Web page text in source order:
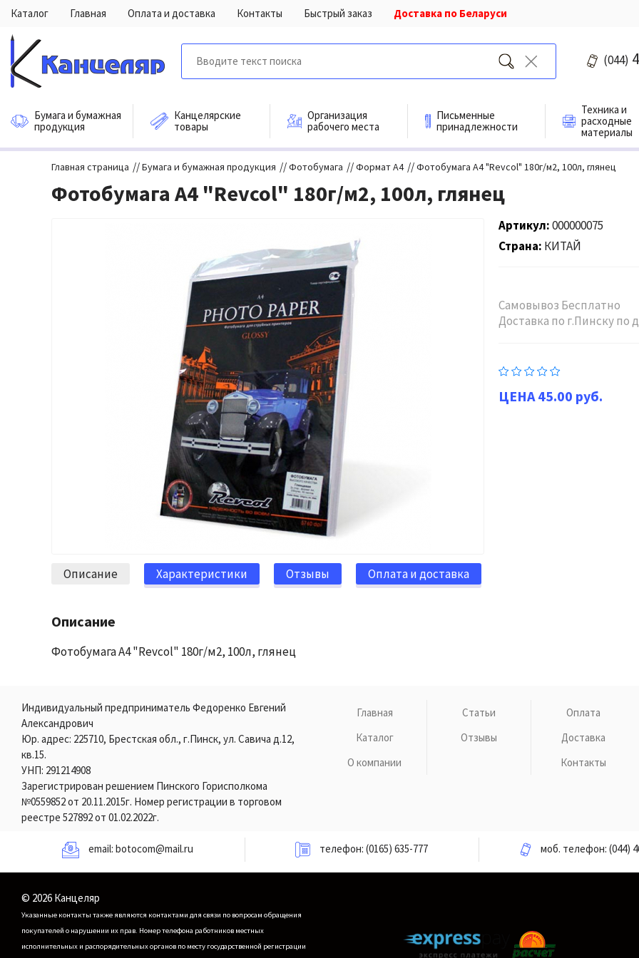
Каталог Главная Оплата и доставка Контакты Быстрый заказ Доставка по Беларуси
(044)
Бумага и бумажная
продукция
Канцелярские
товары
Организация
рабочего места
Письменные
принадлежности
Техника и
расходные
материалы
Главная страница //Бумага и бумажная продукция //Фотобумага //Формат А4 //Фотобумага А4 "Revcol" 180г/м2, 100л, глянец
Фотобумага А4 "Revcol" 180г/м2, 100л, глянец
Артикул 000000075
Страна КИТАЙ
Самовывоз Бесплатно
Доставка по г.Пинску по
45.00 руб.
Описание Характеристики Отзывы Оплата и доставка
Описание
Фотобумага А4 "Revcol" 180г/м2, 100л, глянец
Индивидуальный предприниматель Федоренко Евгений
Александрович
Юр. адрес: 225710, Брестская обл., г.Пинск, ул. Савича д.12,
кв.15.
УНП: 291214908
Зарегистрирован решением Пинского Горисполкома
№0559852 от 20.11.2015г. Номер регистрации в торговом
реестре 527892 от 01.02.2022г.
Главная
Каталог
О компании
Статьи
Отзывы
Оплата
Доставка
Контакты
email: botocom@mail.ru телефон:(0165) 635-777 моб. телефон:(044)
© 2026 Канцеляр
Указанные контакты также являются контактами для связи по вопросам обращения
покупателей о нарушении их прав. Номер телефона работников местных
исполнительных и распорядительных органов по месту государственной регистрации